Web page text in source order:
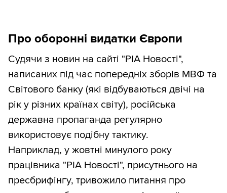
Про оборонні видатки Європи
Судячи з новин на сайті "РІА Новості",
написаних під час попередніх зборів МВФ та
Світового банку (які відбуваються двічі на
рік у різних країнах світу), російська
державна пропаганда регулярно
використовує подібну тактику.
Наприклад, у жовтні минулого року
працівника "РІА Новості", присутнього на
пресбрифінгу, тривожило питання про